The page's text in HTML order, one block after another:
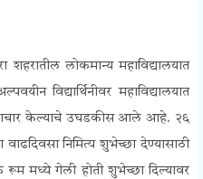
शहरातील लोकमान्य महाविद्यालयात
विद्यार्थिनीवर महाविद्यालयात
केल्याचे उघडकीस आले आहे. २६
वाढदिवसा निमित्य शुभेच्छा देण्यासाठी
रूम मध्ये गेली होती शुभेच्छा दिल्यावर